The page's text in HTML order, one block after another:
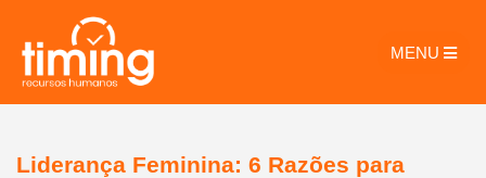
MENU
Liderança Feminina: 6 Razões para